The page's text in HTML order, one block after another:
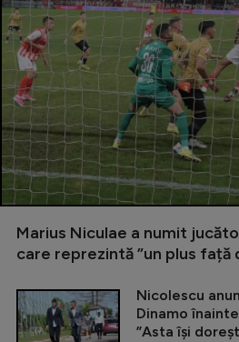
Marius Niculae a numit
care reprezintă ”un plus față
Nicolescu
Dinamo
”Asta își